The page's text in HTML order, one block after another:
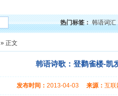
热门标签： 韩语词汇
» 正文
韩语诗歌：登鹳雀楼-凯
发布时间： 2013-04-03 来源： 互